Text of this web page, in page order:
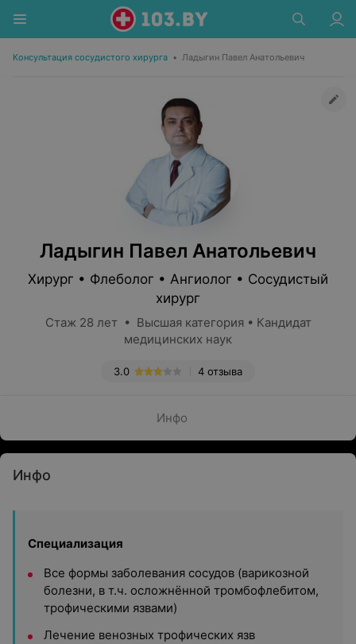
Консультация сосудистого хирурга • Ладыгин Павел Анатольевич
Ладыгин Павел Анатольевич
Хирург • Флеболог • Ангиолог • Сосудистый
хирург
Стаж 28 лет • Высшая категория • Кандидат
медицинских наук
4 отзыва
3.0
Инфо
Инфо
Специализация
Все формы заболевания сосудов (варикозной
болезни, в т.ч. осложнённой тромбофлебитом,
трофическими язвами)
Лечение венозных трофических язв